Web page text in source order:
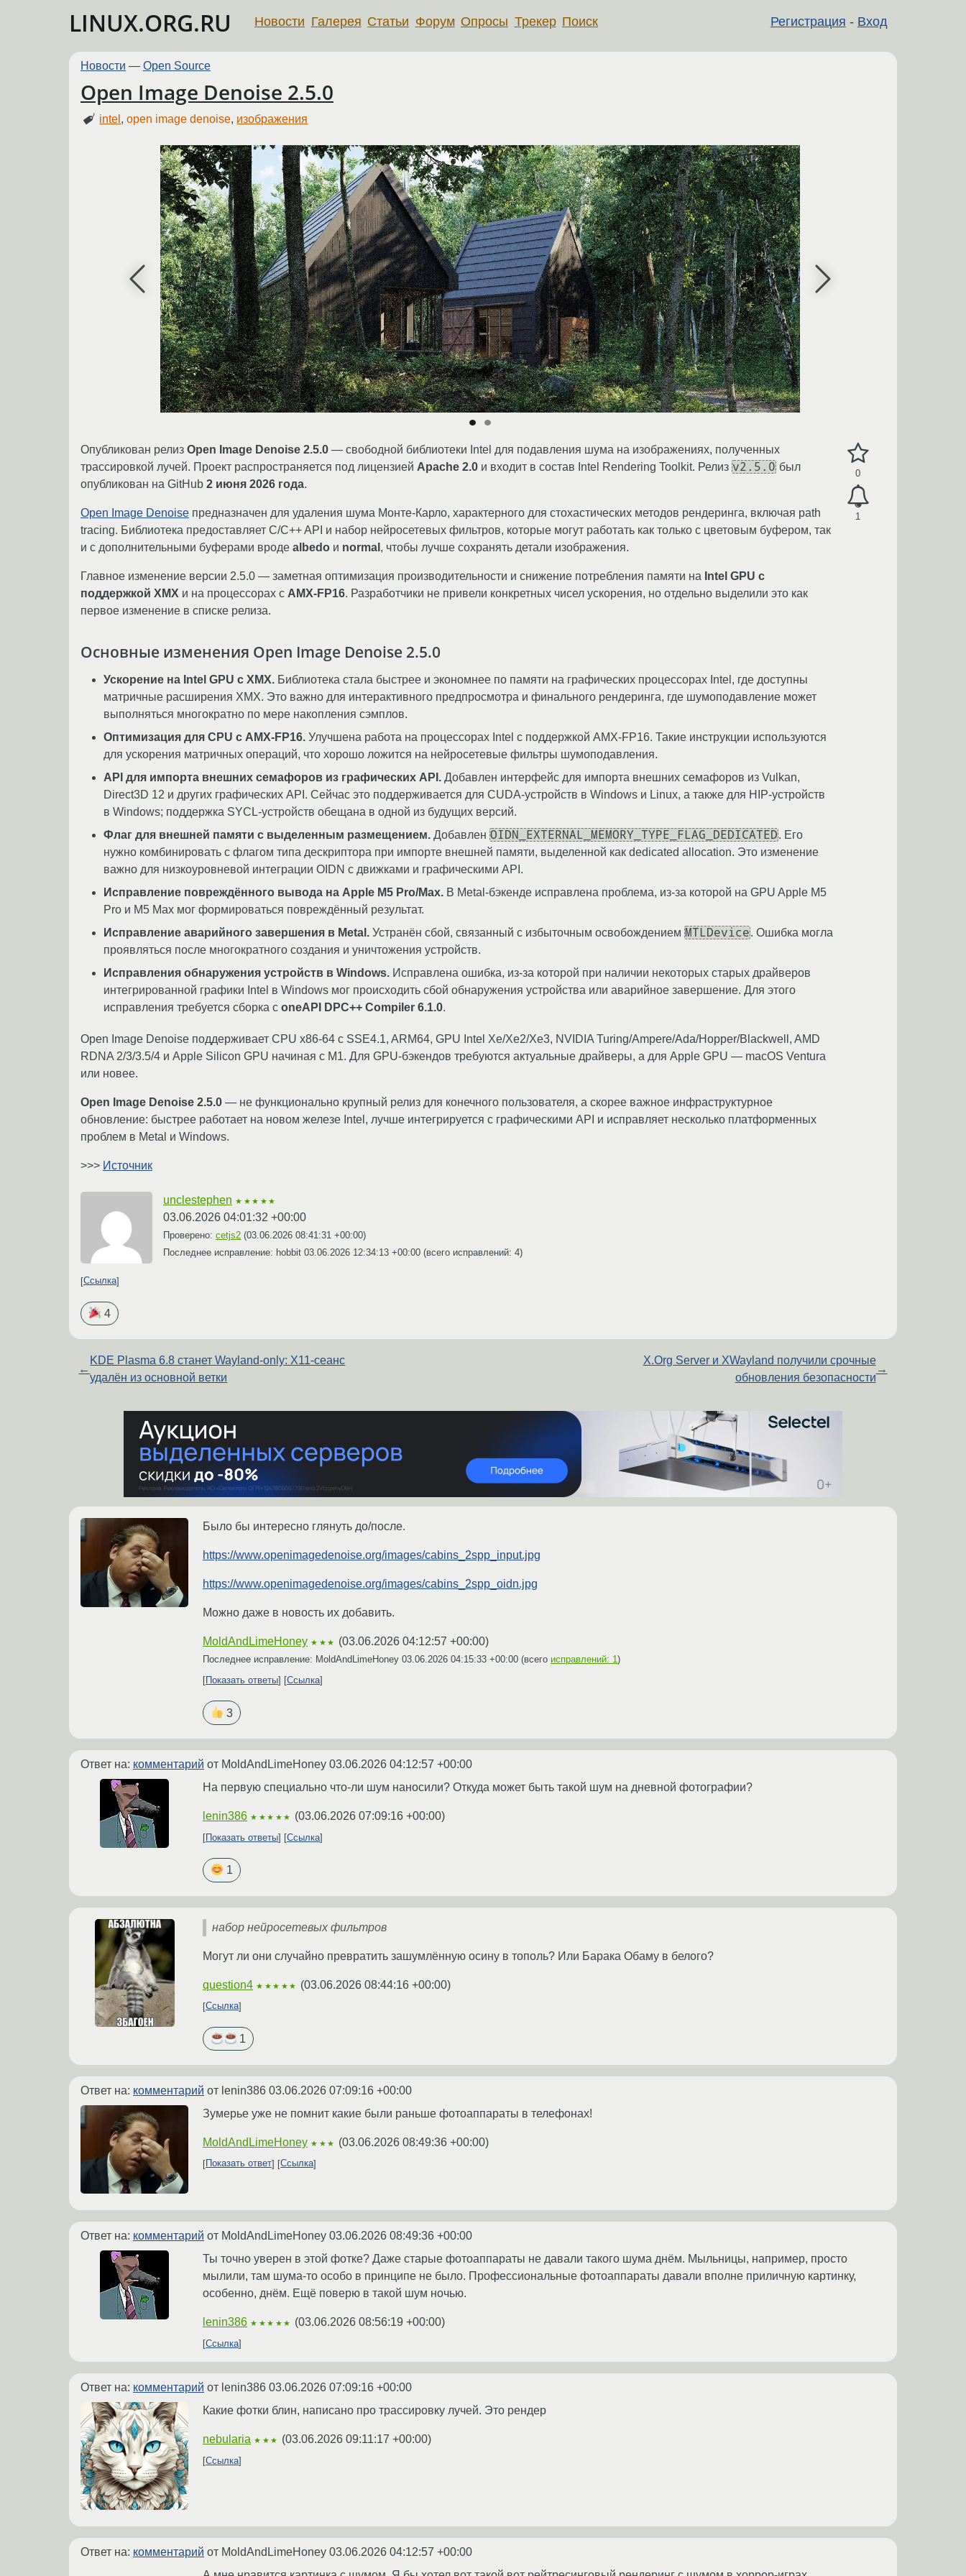
LINUX.ORG.RU Регистрация - Вход
Новости Галерея Статьи Форум Опросы Трекер Поиск
Новости — Open Source
Open Image Denoise 2.5.0
intel ,open image denoise, изображения
0
1
Опубликован релиз Open Image Denoise 2.5.0 — свободной библиотеки Intel для подавления шума на изображениях, полученных
трассировкой лучей. Проект распространяется под лицензией Apache 2.0 и входит в состав Intel Rendering Toolkit. Релиз v2.5.0 был
опубликован на GitHub 2 июня 2026 года.
Open Image Denoise предназначен для удаления шума Монте-Карло, характерного для стохастических методов рендеринга, включая path
tracing. Библиотека предоставляет C/C++ API и набор нейросетевых фильтров, которые могут работать как только с цветовым буфером, так
и с дополнительными буферами вроде albedo и normal , чтобы лучше сохранять детали изображения.
Главное изменение версии 2.5.0 — заметная оптимизация производительности и снижение потребления памяти на Intel GPU с
поддержкой XMX и на процессорах с AMX-FP16. Разработчики не привели конкретных чисел ускорения, но отдельно выделили это как
первое изменение в списке релиза.
Основные изменения Open Image Denoise 2.5.0
Ускорение на Intel GPU с XMX. Библиотека стала быстрее и экономнее по памяти на графических процессорах Intel, где доступны
матричные расширения XMX. Это важно для интерактивного предпросмотра и финального рендеринга, где шумоподавление может
выполняться многократно по мере накопления сэмплов.
Оптимизация для CPU с AMX-FP16. Улучшена работа на процессорах Intel с поддержкой AMX-FP16. Такие инструкции используются
для ускорения матричных операций, что хорошо ложится на нейросетевые фильтры шумоподавления.
API для импорта внешних семафоров из графических API. Добавлен интерфейс для импорта внешних семафоров из Vulkan,
Direct3D 12 и других графических API. Сейчас это поддерживается для CUDA-устройств в Windows и Linux, а также для HIP-устройств
в Windows; поддержка SYCL-устройств обещана в одной из будущих версий.
Флаг для внешней памяти с выделенным размещением. Добавлен OIDN_EXTERNAL_MEMORY_TYPE_FLAG_DEDICATED. Его
нужно комбинировать с флагом типа дескриптора при импорте внешней памяти, выделенной как dedicated allocation. Это изменение
важно для низкоуровневой интеграции OIDN с движками и графическими API.
Исправление повреждённого вывода на Apple M5 Pro/Max. В Metal-бэкенде исправлена проблема, из-за которой на GPU Apple M5
Pro и M5 Max мог формироваться повреждённый результат.
Исправление аварийного завершения в Metal. Устранён сбой, связанный с избыточным освобождением MTLDevice. Ошибка могла
проявляться после многократного создания и уничтожения устройств.
Исправления обнаружения устройств в Windows. Исправлена ошибка, из-за которой при наличии некоторых старых драйверов
интегрированной графики Intel в Windows мог происходить сбой обнаружения устройства или аварийное завершение. Для этого
исправления требуется сборка с oneAPI DPC++ Compiler 6.1.0.
Open Image Denoise поддерживает CPU x86-64 с SSE4.1, ARM64, GPU Intel Xe/Xe2/Xe3, NVIDIA Turing/Ampere/Ada/Hopper/Blackwell, AMD
RDNA 2/3/3.5/4 и Apple Silicon GPU начиная с M1. Для GPU-бэкендов требуются актуальные драйверы, а для Apple GPU — macOS Ventura
или новее.
Open Image Denoise 2.5.0 — не функционально крупный релиз для конечного пользователя, а скорее важное инфраструктурное
обновление: быстрее работает на новом железе Intel, лучше интегрируется с графическими API и исправляет несколько платформенных
проблем в Metal и Windows.
>>> Источник
unclestephen ★★★★★
03.06.2026 04:01:32 +00:00
Проверено: cetjs2 (03.06.2026 08:41:31 +00:00)
Последнее исправление: hobbit 03.06.2026 12:34:13 +00:00 (всего исправлений: 4)
Ссылка
4
←
KDE Plasma 6.8 станет Wayland-only: X11-сеанс
удалён из основной ветки
X.Org Server и XWayland получили срочные
обновления безопасности
→
Было бы интересно глянуть до/после.
https://www.openimagedenoise.org/images/cabins_2spp_input.jpg
https://www.openimagedenoise.org/images/cabins_2spp_oidn.jpg
Можно даже в новость их добавить.
MoldAndLimeHoney ★★★ (03.06.2026 04:12:57 +00:00)
Последнее исправление: MoldAndLimeHoney 03.06.2026 04:15:33 +00:00 (всего исправлений: 1)
Показать ответы
Ссылка
3
Ответ на: комментарий от MoldAndLimeHoney 03.06.2026 04:12:57 +00:00
На первую специально что-ли шум наносили? Откуда может быть такой шум на дневной фотографии?
lenin386 ★★★★★ (03.06.2026 07:09:16 +00:00)
Показать ответы Ссылка
1
набор нейросетевых фильтров
Могут ли они случайно превратить зашумлённую осину в тополь? Или Барака Обаму в белого?
question4 ★★★★★ (03.06.2026 08:44:16 +00:00)
Ссылка
1
Ответ на: комментарий от lenin386 03.06.2026 07:09:16 +00:00
Зумерье уже не помнит какие были раньше фотоаппараты в телефонах!
MoldAndLimeHoney ★★★ (03.06.2026 08:49:36 +00:00)
Показать ответ Ссылка
Ответ на: комментарий от MoldAndLimeHoney 03.06.2026 08:49:36 +00:00
Ты точно уверен в этой фотке? Даже старые фотоаппараты не давали такого шума днём. Мыльницы, например, просто
мылили, там шума-то особо в принципе не было. Профессиональные фотоаппараты давали вполне приличную картинку,
особенно, днём. Ещё поверю в такой шум ночью.
lenin386 ★★★★★ (03.06.2026 08:56:19 +00:00)
Ссылка
Ответ на: комментарий от lenin386 03.06.2026 07:09:16 +00:00
Какие фотки блин, написано про трассировку лучей. Это рендер
nebularia ★★★ (03.06.2026 09:11:17 +00:00)
Ссылка
Ответ на: комментарий от MoldAndLimeHoney 03.06.2026 04:12:57 +00:00